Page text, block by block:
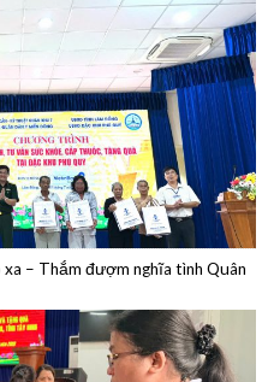
binh – Liệt sĩ